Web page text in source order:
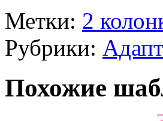
Метки: 2
Рубрики:
Похожие